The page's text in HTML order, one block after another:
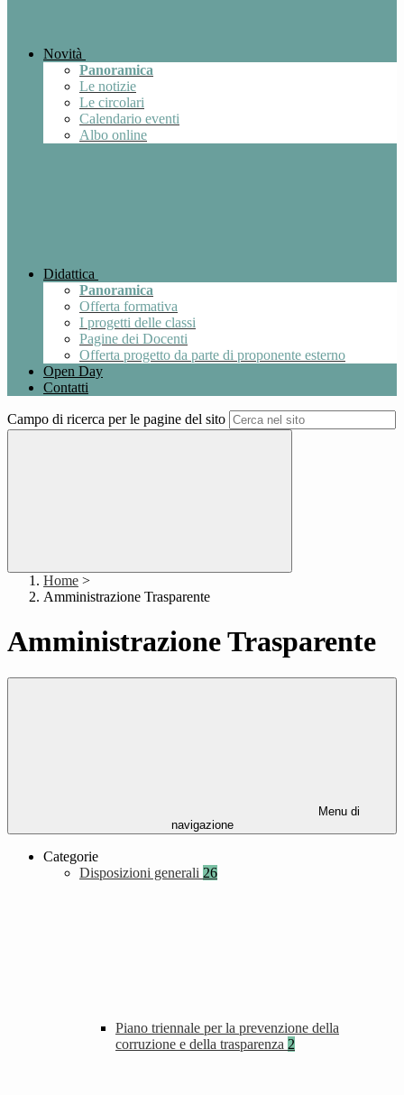
Novità
Panoramica
Le notizie
Le circolari
Calendario eventi
Albo online
Didattica
Panoramica
Offerta formativa
I progetti delle classi
Pagine dei Docenti
Offerta progetto da parte di proponente esterno
Open Day
Contatti
Campo di ricerca per le pagine del sito
Home >
Amministrazione Trasparente
Amministrazione Trasparente
Menu di
navigazione
Categorie
Disposizioni generali 26
Piano triennale per la prevenzione della
corruzione e della trasparenza 2